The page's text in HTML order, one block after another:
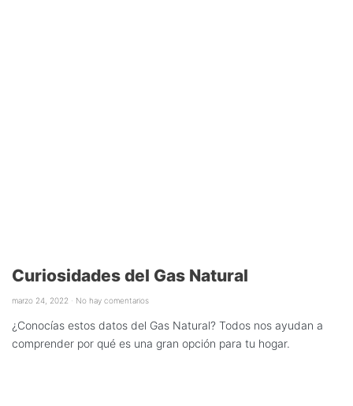
Curiosidades del Gas Natural
marzo 24, 2022 No hay comentarios
¿Conocías estos datos del Gas Natural? Todos nos ayudan a
comprender por qué es una gran opción para tu hogar.